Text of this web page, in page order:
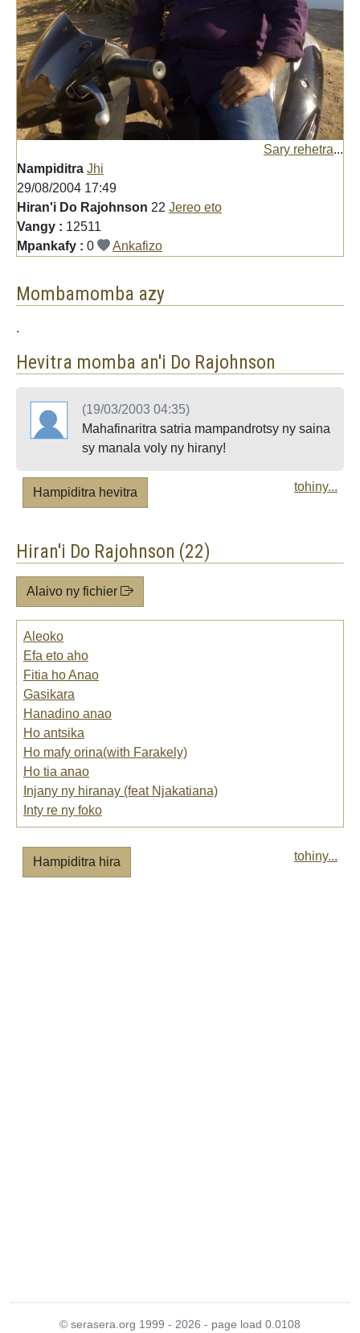
Sary rehetra...
Nampiditra Jhi
29/08/2004 17:49
Hiran'i Do Rajohnson 22 Jereo eto
Vangy : 12511
Mpankafy : 0 Ankafizo
Mombamomba azy
.
Hevitra momba an'i Do Rajohnson
(19/03/2003 04:35)
Mahafinaritra satria mampandrotsy ny saina
sy manala voly ny hirany!
Hampiditra hevitra tohiny...
Hiran'i Do Rajohnson (22)
Alaivo ny fichier
Aleoko
Efa eto aho
Fitia ho Anao
Gasikara
Hanadino anao
Ho antsika
Ho mafy orina(with Farakely)
Ho tia anao
Injany ny hiranay (feat Njakatiana)
Inty re ny foko
Hampiditra hira tohiny...
© serasera.org 1999 - 2026 - page load 0.0108